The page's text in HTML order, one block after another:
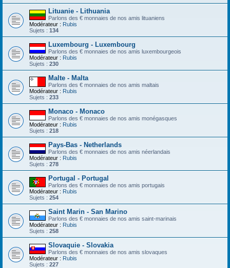
Lituanie - Lithuania
Parlons des € monnaies de nos amis lituaniens
Modérateur : Rubis
Sujets : 134
Luxembourg - Luxembourg
Parlons des € monnaies de nos amis luxembourgeois
Modérateur : Rubis
Sujets : 230
Malte - Malta
Parlons des € monnaies de nos amis maltais
Modérateur : Rubis
Sujets : 233
Monaco - Monaco
Parlons des € monnaies de nos amis monégasques
Modérateur : Rubis
Sujets : 218
Pays-Bas - Netherlands
Parlons des € monnaies de nos amis néerlandais
Modérateur : Rubis
Sujets : 278
Portugal - Portugal
Parlons des € monnaies de nos amis portugais
Modérateur : Rubis
Sujets : 254
Saint Marin - San Marino
Parlons des € monnaies de nos amis saint-marinais
Modérateur : Rubis
Sujets : 258
Slovaquie - Slovakia
Parlons des € monnaies de nos amis slovaques
Modérateur : Rubis
Sujets : 227